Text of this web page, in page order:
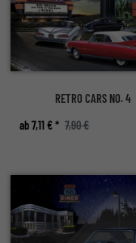
RETRO CARS NO. 4
ab 7,11 € * 7,90 €